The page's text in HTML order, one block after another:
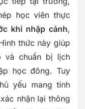
học viên thực
khi nhập cảnh,
thức này giúp
và chuẩn bị lịch
học đông. Tuy
yếu mang tính
nhận lại thông